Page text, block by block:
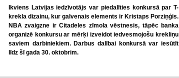
Ikviens Latvijas iedzīvotājs var piedalīties konkursā par T-
krekla dizainu, kur galvenais elements ir Kristaps Porziņģis.
NBA zvaigzne ir Citadeles zīmola vēstnesis, tāpēc banka
organizē konkursu ar mērķi izveidot iedvesmojošu krekliņu
saviem darbiniekiem. Darbus dalībai konkursā var iesūtīt
līdz šī gada 30. oktobrim.